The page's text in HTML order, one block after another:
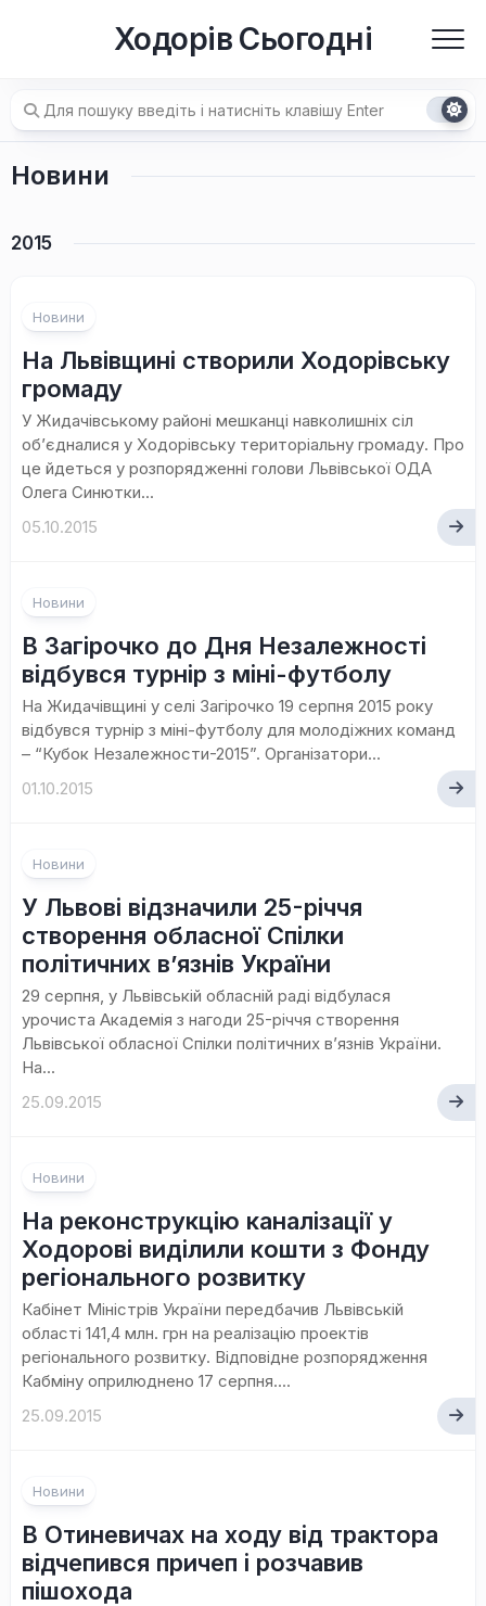
Ходорів Сьогодні
Новини
2015
Новини
На Львівщині створили Ходорівську
громаду
У Жидачівському районі мешканці навколишніх сіл
об’єдналися у Ходорівську територіальну громаду. Про
це йдеться у розпорядженні голови Львівської ОДА
Олега Синютки...
05.10.2015
Новини
В Загірочко до Дня Незалежності
відбувся турнір з міні-футболу
На Жидачівщині у селі Загірочко 19 серпня 2015 року
відбувся турнір з міні-футболу для молодіжних команд
– “Кубок Незалежности-2015”. Організатори...
01.10.2015
Новини
У Львові відзначили 25-річчя
створення обласної Спілки
політичних в’язнів України
29 серпня, у Львівській обласній раді відбулася
урочиста Академія з нагоди 25-річчя створення
Львівської обласної Спілки політичних в’язнів України.
На...
25.09.2015
Новини
На реконструкцію каналізації у
Ходорові виділили кошти з Фонду
регіонального розвитку
Кабінет Міністрів України передбачив Львівській
області 141,4 млн. грн на реалізацію проектів
регіонального розвитку. Відповідне розпорядження
Кабміну оприлюднено 17 серпня....
25.09.2015
Новини
В Отиневичах на ходу від трактора
відчепився причеп і розчавив
пішохода